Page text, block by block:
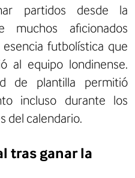
partidos desde la
muchos aficionados
futbolística que
al equipo londinense.
de plantilla permitió
incluso durante los
del calendario.
tras ganar la